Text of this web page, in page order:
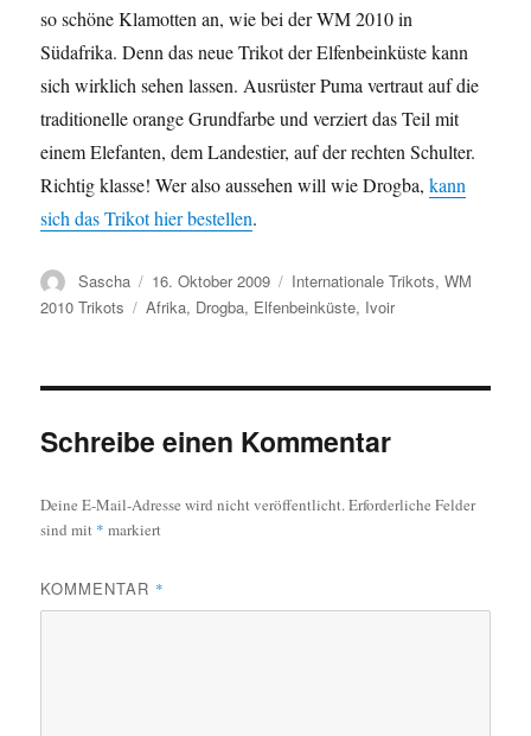
so schöne Klamotten an, wie bei der WM 2010 in
Südafrika. Denn das neue Trikot der Elfenbeinküste kann
sich wirklich sehen lassen. Ausrüster Puma vertraut auf die
traditionelle orange Grundfarbe und verziert das Teil mit
einem Elefanten, dem Landestier, auf der rechten Schulter.
Richtig klasse! Wer also aussehen will wie Drogba,kann
sich das Trikot hier bestellen.
Autor
Sascha
Veröffentlicht
am
16. Oktober 2009 Kategorien
Internationale Trikots,WM
2010 Trikots
Schlagwörter
Afrika, Drogba, Elfenbeinküste, Ivoir
Schreibe einen Kommentar
Deine E-Mail-Adresse wird nicht veröffentlicht.Erforderliche Felder
sind mit * markiert
KOMMENTAR *